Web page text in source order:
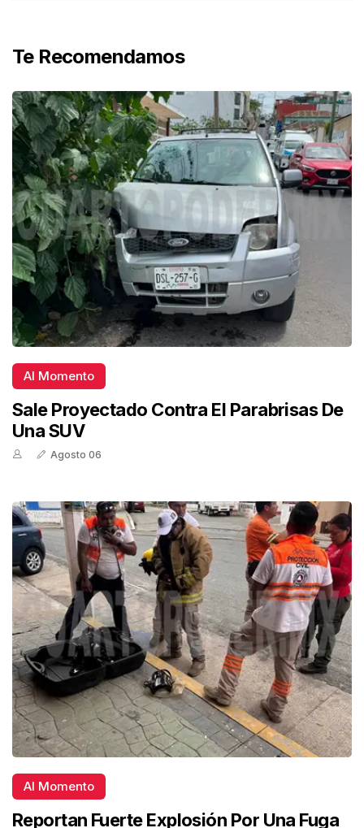
Te Recomendamos
Al Momento
Sale Proyectado Contra El Parabrisas De
Una SUV
Agosto 06
Al Momento
Reportan Fuerte Explosión Por Una Fuga